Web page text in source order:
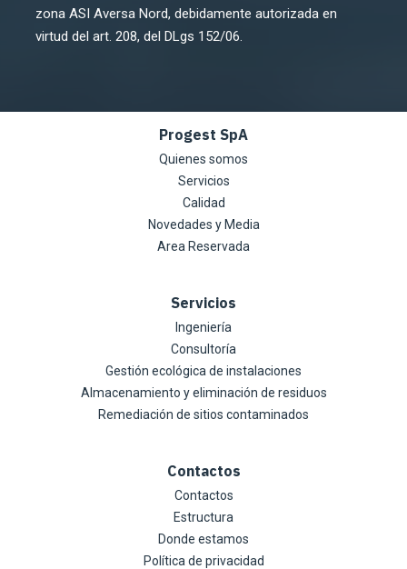
zona ASI Aversa Nord, debidamente autorizada en
virtud del art. 208, del DLgs 152/06.
Progest SpA
Quienes somos
Servicios
Calidad
Novedades y Media
Area Reservada
Servicios
Ingeniería
Consultoría
Gestión ecológica de instalaciones
Almacenamiento y eliminación de residuos
Remediación de sitios contaminados
Contactos
Contactos
Estructura
Donde estamos
Política de privacidad